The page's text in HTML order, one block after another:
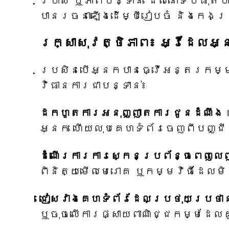
បានរចនាឡើងដើម្បីរៀបចំ និងកេ
រក្សាសុវត្ថិភាព៖ អ្វីដែល
ប្រសិនបើអ្នកបានធ្វើអន្តរកម្មជ
វិធានការជាបន្ទាន់៖
ដកហូតការអនុញ្ញាតការជូនដំណឹង
អ្នក ហើយលុបគេហទំព័រចេញពីបញ្
ដំណើរការការស្កេនប្រព័ន្ធពេញលេ
ពិនិត្យមើលមេរោគ ឬកម្មវិធីដែល
ជៀសវាងគេហទំព័រដែលប្រថុយប្រថា
ឬចុចលើការផ្សាយពាណិជ្ជកម្មដ